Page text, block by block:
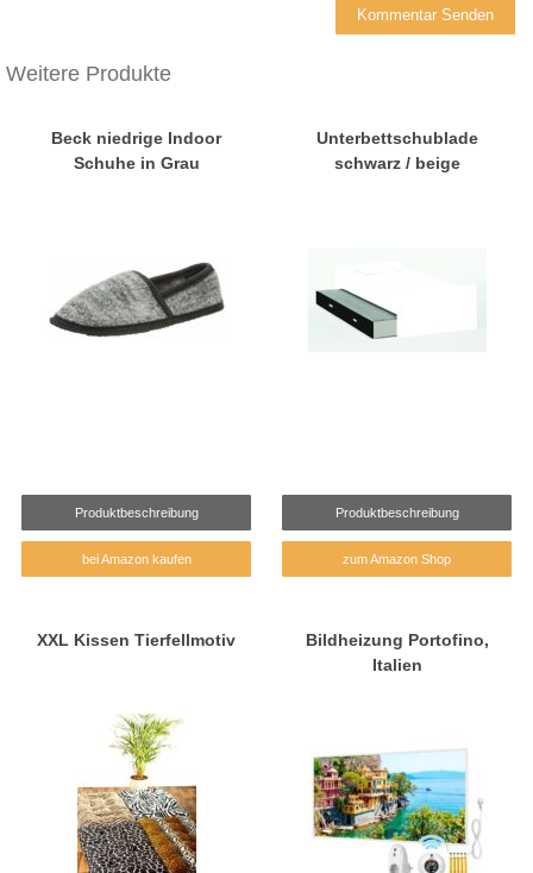
Weitere Produkte
Beck niedrige Indoor
Schuhe in Grau
Produktbeschreibung
bei Amazon kaufen
Unterbettschublade
schwarz / beige
Produktbeschreibung
zum Amazon Shop
XXL Kissen Tierfellmotiv
Bildheizung Portofino,
Italien